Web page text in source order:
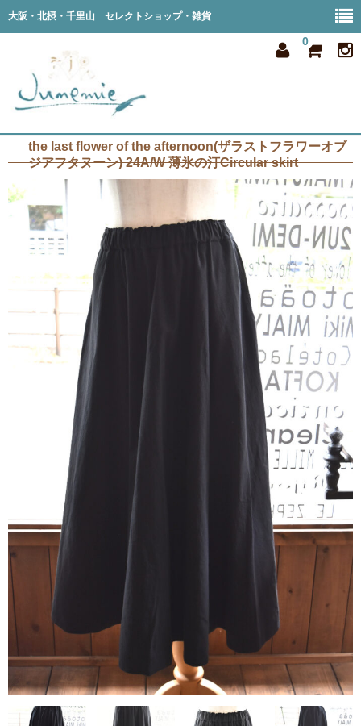
大阪・北摂・千里山 セレクトショップ・雑貨
0
home
all item
member
order
privacy
blog
the last flower of the afternoon(ザラストフラワーオブ
ジアフタヌーン) 24A/W 薄氷の汀Circular skirt